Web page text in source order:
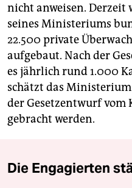
nicht anweisen. Derzeit
seines Ministeriums
22.500 private
aufgebaut. Nach der
es jährlich rund 1.000
schätzt das
der Gesetzentwurf vom
gebracht werden.
Die Engagierten